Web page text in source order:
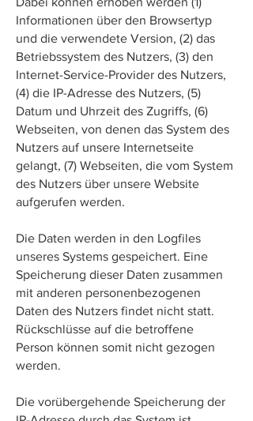
Informationen über den Browsertyp
und die verwendete Version, (2) das
Betriebssystem des Nutzers, (3) den
Internet-Service-Provider des Nutzers,
(4) die IP-Adresse des Nutzers, (5)
Datum und Uhrzeit des Zugriffs, (6)
Webseiten, von denen das System des
Nutzers auf unsere Internetseite
gelangt, (7) Webseiten, die vom System
des Nutzers über unsere Website
aufgerufen werden.
Die Daten werden in den Logfiles
unseres Systems gespeichert. Eine
Speicherung dieser Daten zusammen
mit anderen personenbezogenen
Daten des Nutzers findet nicht statt.
Rückschlüsse auf die betroffene
Person können somit nicht gezogen
werden.
Die vorübergehende Speicherung der